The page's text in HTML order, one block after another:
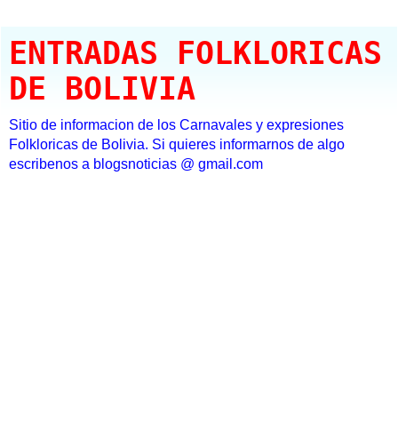
ENTRADAS FOLKLORICAS
DE BOLIVIA
Sitio de informacion de los Carnavales y expresiones
Folkloricas de Bolivia. Si quieres informarnos de algo
escribenos a blogsnoticias @ gmail.com